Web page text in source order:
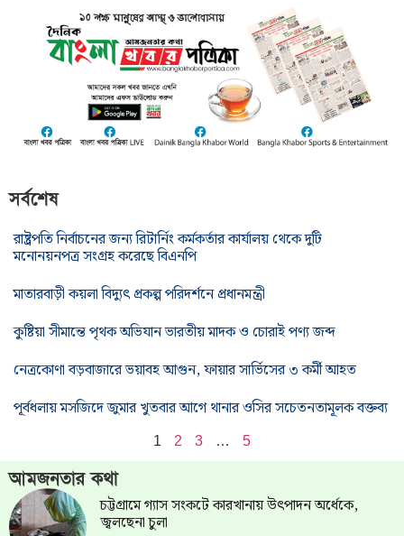
সর্বশেষ
রাষ্ট্রপতি নির্বাচনের জন্য রিটার্নিং কর্মকর্তার কার্যালয় থেকে দুটি
মনোনয়নপত্র সংগ্রহ করেছে বিএনপি
মাতারবাড়ী কয়লা বিদ্যুৎ প্রকল্প পরিদর্শনে প্রধানমন্ত্রী
কুষ্টিয়া সীমান্তে পৃথক অভিযান ভারতীয় মাদক ও চোরাই পণ্য জব্দ
নেত্রকোণা বড়বাজারে ভয়াবহ আগুন, ফায়ার সার্ভিসের ৩ কর্মী আহত
পূর্বধলায় মসজিদে জুমার খুতবার আগে থানার ওসির সচেতনতামূলক বক্তব্য
1 2 3 … 5
আমজনতার কথা
চট্টগ্রামে গ্যাস সংকটে কারখানায় উৎপাদন অর্ধেকে,
জ্বলছেনা চুলা